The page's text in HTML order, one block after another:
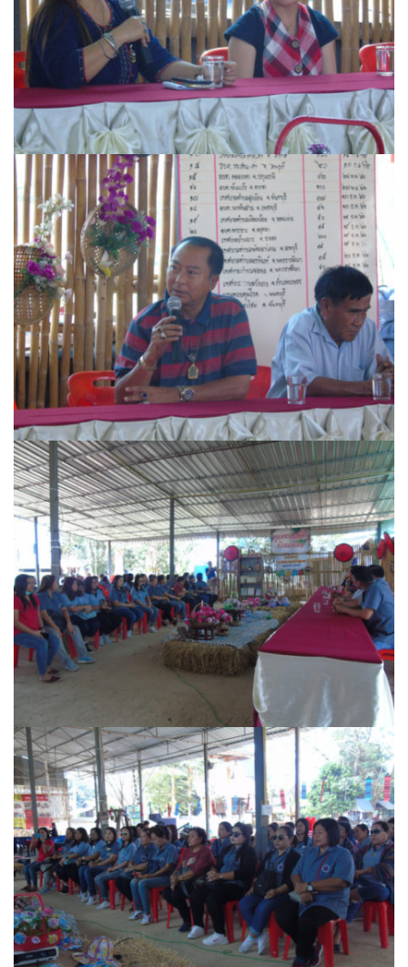
บ้านต้นคูณ
บ้านนาโฮมสเตย์
บ้านปัว ปลายนา
บ้านพักชมดอย
บ้านยลญภา
บ้านริมทุ่งรีสอร์ท
บ้านสวนศรีสุขโฮมสเตย์
บ้านฮิมนาปัว
บ้านไม้ปลายนา
ป.ปิ๊กโฮมสเตย์
ปรางค์ทองแมนชั่น
ปวินท์ศิลป์แกลอรี่แอนด์รีสอร์ท
ปัว พาโนราม่า รีสอร์ท
ปัวตรึงใจ๋ รีสอร์ท
ปัวนาน่านแคมป์ปิ้ง
ปัวพัตรา โฮเทล
ปัวพาราไดซ์เพลส
ปัวสบายรีสอร์ท
ปัวเดอวิว บูติค รีสอร์ท
ปัวแฮปปี้รีสอร์ท
ปางชมภูโฮมสเตย์
ปาริชาติเพลส
ภิรมณเพลส